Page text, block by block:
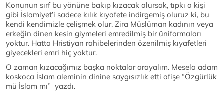
Konunun sırf bu yönüne bakıp kızacak olursak, tıpkı o kişi
gibi İslamiyet’i sadece kılık kıyafete indirgemiş oluruz ki, bu
kendi kendimizle çelişmek olur. Zira Müslüman kadının veya
erkeğin dinen kesin giymeleri emredilmiş bir üniformaları
yoktur. Hatta Hristiyan rahibelerinden özenilmiş kıyafetleri
giyecekleri emri hiç yoktur.
O zaman kızacağımız başka noktalar arayalım. Mesela adam
koskoca İslam aleminin dinine saygısızlık etti afişe “Özgürlük
mü İslam mı” yazdı.